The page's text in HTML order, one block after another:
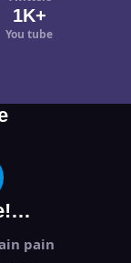
1K+
You tube
pain